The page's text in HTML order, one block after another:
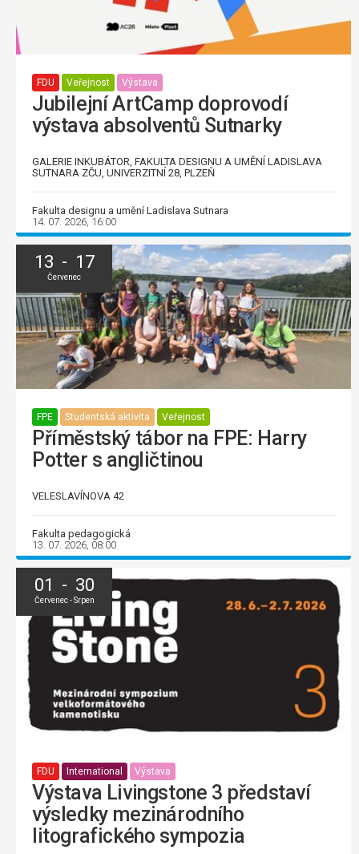
FDU Veřejnost Výstava
Jubilejní ArtCamp doprovodí
výstava absolventů Sutnarky
GALERIE INKUBÁTOR, FAKULTA DESIGNU A UMĚNÍ LADISLAVA
SUTNARA ZČU, UNIVERZITNÍ 28, PLZEŇ
Fakulta designu a umění Ladislava Sutnara
14. 07. 2026, 16:00
13 - 17
Červenec
FPE Studentská aktivita Veřejnost
Příměstský tábor na FPE: Harry
Potter s angličtinou
VELESLAVÍNOVA 42
Fakulta pedagogická
13. 07. 2026, 08:00
01 - 30
Červenec - Srpen
FDU International Výstava
Výstava Livingstone 3 představí
výsledky mezinárodního
litografického sympozia